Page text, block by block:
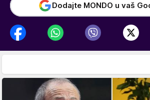
Dodajte MONDO u vaš